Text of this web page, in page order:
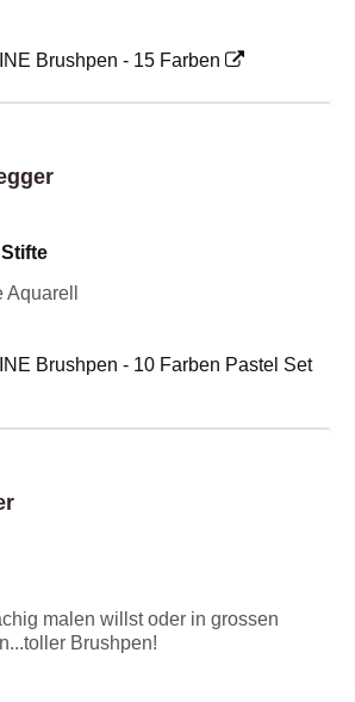
Brushpen - 15 Farben
Brushpen - 10 Farben Pastel Set
malen willst oder in grossen
Brushpen!